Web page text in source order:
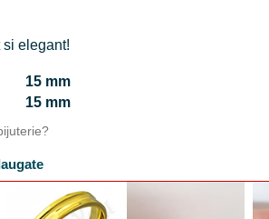
si elegant!
15 mm
15 mm